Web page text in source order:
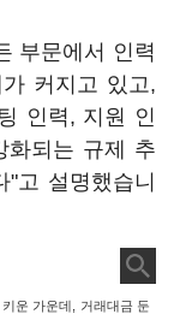
부문에서 인력
커지고 있고,
인력, 지원 인
화되는 규제 추
고 설명했습니
운 가운데, 거래대금 둔